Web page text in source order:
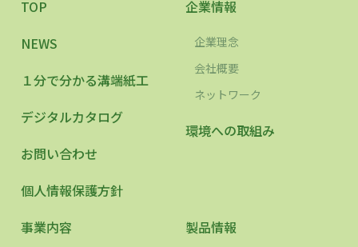
TOP
NEWS
１分で分かる溝端紙工
デジタルカタログ
お問い合わせ
個人情報保護方針
企業情報
企業理念
会社概要
ネットワーク
環境への取組み
事業内容 製品情報